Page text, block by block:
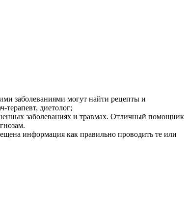
заболеваниями могут найти рецепты и
терапевт, диетолог;
заболеваниях и травмах. Отличный помощник
информация как правильно проводить те или